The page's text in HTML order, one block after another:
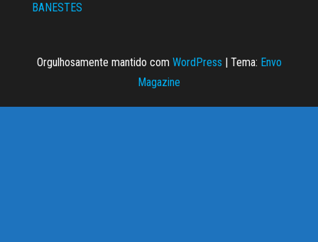
BANESTES
Orgulhosamente mantido com WordPress | Tema: Envo
Magazine